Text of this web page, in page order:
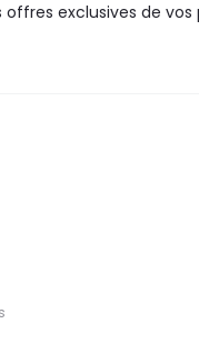
offres exclusives de